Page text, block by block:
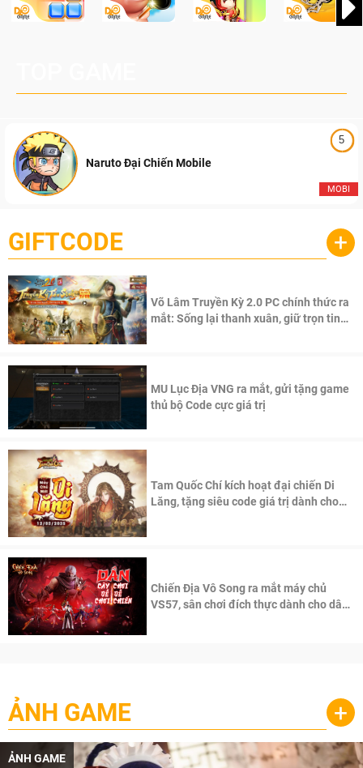
5
MOBI
Naruto Đại Chiến Mobile
GIFTCODE +
Võ Lâm Truyền Kỳ 2.0 PC chính thức ra
mắt: Sống lại thanh xuân, giữ trọn tinh
MU Lục Địa VNG ra mắt, gửi tặng game
thủ bộ Code cực giá trị
Tam Quốc Chí kích hoạt đại chiến Di
Lăng, tặng siêu code giá trị dành cho
Chiến Địa Vô Song ra mắt máy chủ
VS57, sân chơi đích thực dành cho dân
ẢNH GAME +
ẢNH GAME